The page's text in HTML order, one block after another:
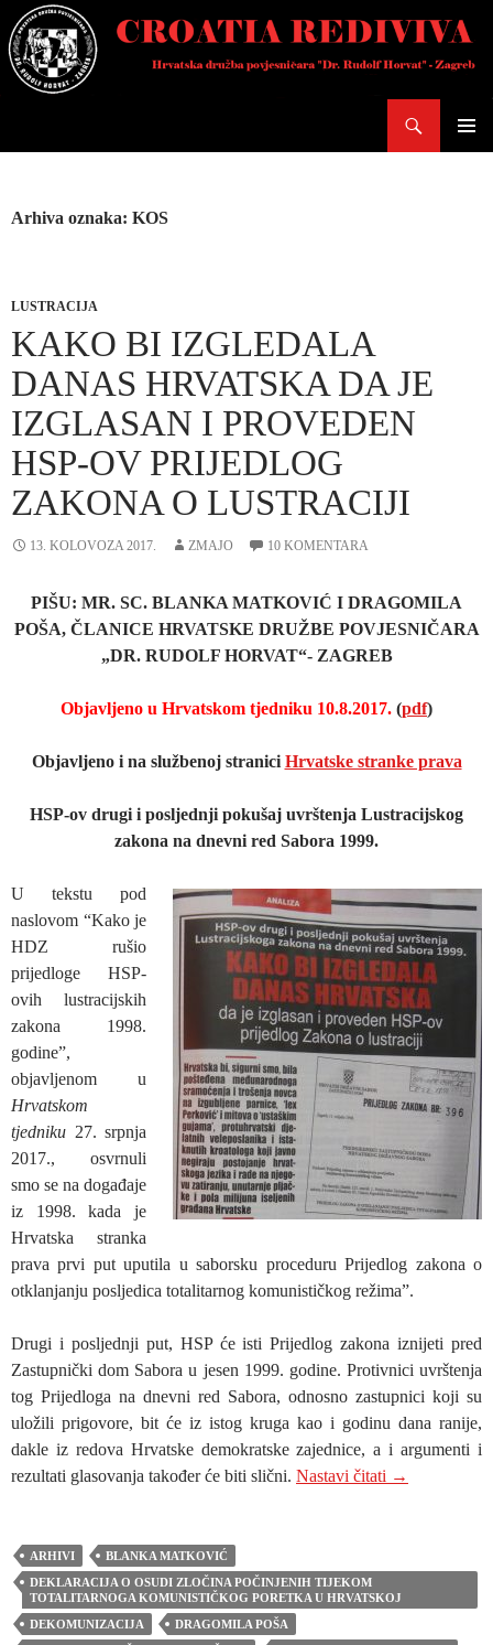
Skoči
do
sadržaja
Arhiva oznaka: KOS
LUSTRACIJA
KAKO BI IZGLEDALA
DANAS HRVATSKA DA JE
IZGLASAN I PROVEDEN
HSP-OV PRIJEDLOG
ZAKONA O LUSTRACIJI
13. KOLOVOZA 2017. ZMAJO 10 KOMENTARA
PIŠU: MR. SC. BLANKA MATKOVIĆ I DRAGOMILA
POŠA, ČLANICE HRVATSKE DRUŽBE POVJESNIČARA
„DR. RUDOLF HORVAT“- ZAGREB
Objavljeno u Hrvatskom tjedniku 10.8.2017. (pdf)
Objavljeno i na službenoj stranici Hrvatske stranke prava
HSP-ov drugi i posljednji pokušaj uvrštenja Lustracijskog
zakona na dnevni red Sabora 1999.
U tekstu pod
naslovom “Kako je
HDZ rušio
prijedloge HSP-
ovih lustracijskih
zakona 1998.
godine”,
objavljenom u
Hrvatskom
tjedniku 27. srpnja
2017., osvrnuli
smo se na događaje
iz 1998. kada je
Hrvatska stranka
prava prvi put uputila u saborsku proceduru Prijedlog zakona o
otklanjanju posljedica totalitarnog komunističkog režima”.
Drugi i posljednji put, HSP će isti Prijedlog zakona iznijeti pred
Zastupnički dom Sabora u jesen 1999. godine. Protivnici uvrštenja
tog Prijedloga na dnevni red Sabora, odnosno zastupnici koji su
uložili prigovore, bit će iz istog kruga kao i godinu dana ranije,
dakle iz redova Hrvatske demokratske zajednice, a i argumenti i
rezultati glasovanja također će biti slični. Nastavi čitati KAKO BI
→
ARHIVI
BLANKA MATKOVIĆ
DEKLARACIJA O OSUDI ZLOČINA POČINJENIH TIJEKOM
TOTALITARNOGA KOMUNISTIČKOG PORETKA U HRVATSKOJ
DEKOMUNIZACIJA
DRAGOMILA POŠA